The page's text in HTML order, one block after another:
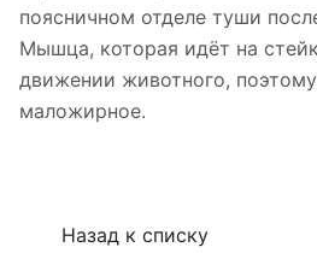
поясничном отделе туши
Мышца, которая идёт на
движении животного,
маложирное.
Назад к списку